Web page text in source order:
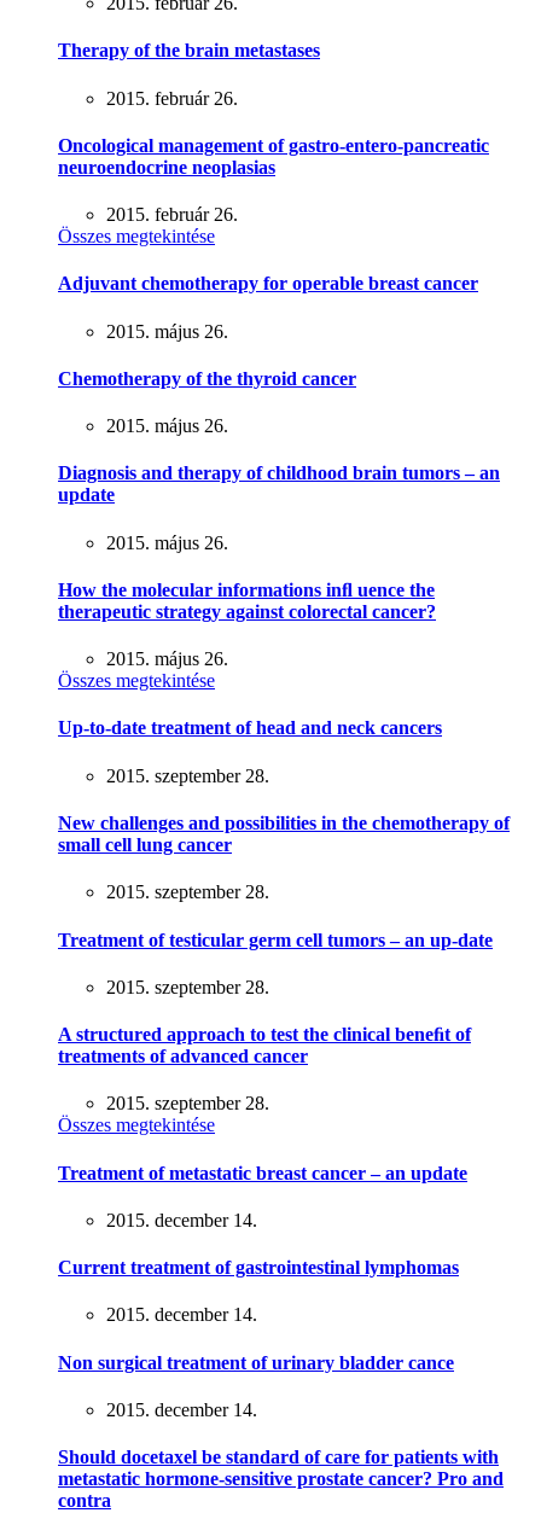
Therapy of the brain metastases
2015. február 26.
Oncological management of gastro-entero-pancreatic
neuroendocrine neoplasias
2015. február 26.
Összes megtekintése
Adjuvant chemotherapy for operable breast cancer
2015. május 26.
Chemotherapy of the thyroid cancer
2015. május 26.
Diagnosis and therapy of childhood brain tumors – an
update
2015. május 26.
How the molecular informations inﬂ uence the
therapeutic strategy against colorectal cancer?
2015. május 26.
Összes megtekintése
Up-to-date treatment of head and neck cancers
2015. szeptember 28.
New challenges and possibilities in the chemotherapy of
small cell lung cancer
2015. szeptember 28.
Treatment of testicular germ cell tumors – an up-date
2015. szeptember 28.
A structured approach to test the clinical beneﬁt of
treatments of advanced cancer
2015. szeptember 28.
Összes megtekintése
Treatment of metastatic breast cancer – an update
2015. december 14.
Current treatment of gastrointestinal lymphomas
2015. december 14.
Non surgical treatment of urinary bladder cance
2015. december 14.
Should docetaxel be standard of care for patients with
metastatic hormone-sensitive prostate cancer? Pro and
contra